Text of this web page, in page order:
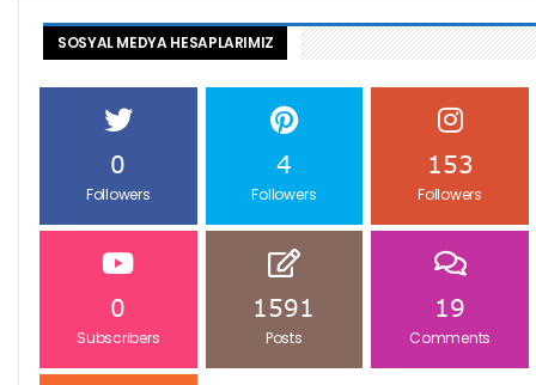
SOSYAL MEDYA HESAPLARIMIZ
0
Followers
4
Followers
153
Followers
0
Subscribers
1591
Posts
19
Comments